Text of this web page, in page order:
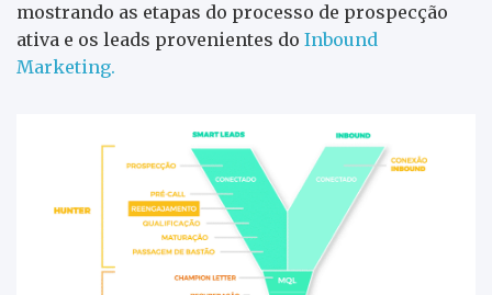
mostrando as etapas do processo de prospecção
ativa e os leads provenientes do Inbound
Marketing.